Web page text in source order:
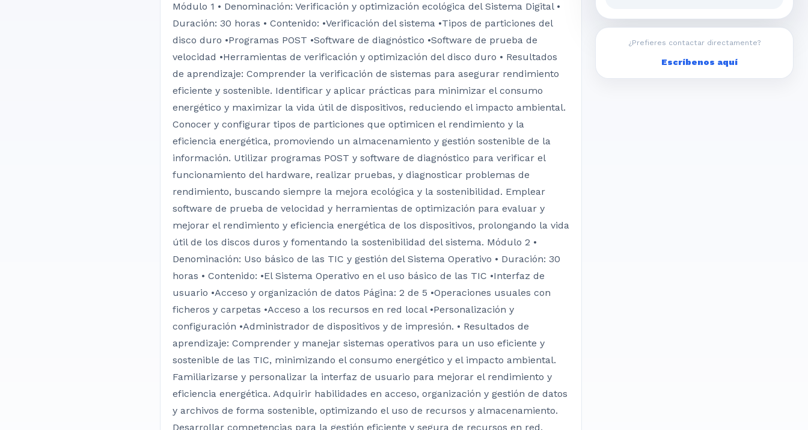
Módulo 1 • Denominación: Verificación y optimización ecológica del Sistema Digital •
Duración: 30 horas • Contenido: •Verificación del sistema •Tipos de particiones del
disco duro •Programas POST •Software de diagnóstico •Software de prueba de
velocidad •Herramientas de verificación y optimización del disco duro • Resultados
de aprendizaje: Comprender la verificación de sistemas para asegurar rendimiento
eficiente y sostenible. Identificar y aplicar prácticas para minimizar el consumo
energético y maximizar la vida útil de dispositivos, reduciendo el impacto ambiental.
Conocer y configurar tipos de particiones que optimicen el rendimiento y la
eficiencia energética, promoviendo un almacenamiento y gestión sostenible de la
información. Utilizar programas POST y software de diagnóstico para verificar el
funcionamiento del hardware, realizar pruebas, y diagnosticar problemas de
rendimiento, buscando siempre la mejora ecológica y la sostenibilidad. Emplear
software de prueba de velocidad y herramientas de optimización para evaluar y
mejorar el rendimiento y eficiencia energética de los dispositivos, prolongando la vida
útil de los discos duros y fomentando la sostenibilidad del sistema. Módulo 2 •
Denominación: Uso básico de las TIC y gestión del Sistema Operativo • Duración: 30
horas • Contenido: •El Sistema Operativo en el uso básico de las TIC •Interfaz de
usuario •Acceso y organización de datos Página: 2 de 5 •Operaciones usuales con
ficheros y carpetas •Acceso a los recursos en red local •Personalización y
configuración •Administrador de dispositivos y de impresión. • Resultados de
aprendizaje: Comprender y manejar sistemas operativos para un uso eficiente y
sostenible de las TIC, minimizando el consumo energético y el impacto ambiental.
Familiarizarse y personalizar la interfaz de usuario para mejorar el rendimiento y
eficiencia energética. Adquirir habilidades en acceso, organización y gestión de datos
y archivos de forma sostenible, optimizando el uso de recursos y almacenamiento.
Desarrollar competencias para la gestión eficiente y segura de recursos en red,
¿Prefieres contactar directamente?
Escríbenos aquí